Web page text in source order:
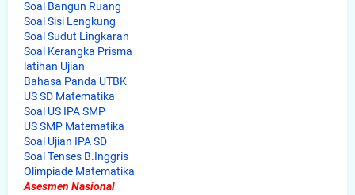
Soal Bangun Ruang
Soal Sisi Lengkung
Soal Sudut Lingkaran
Soal Kerangka Prisma
latihan Ujian
Bahasa Panda UTBK
US SD Matematika
Soal US IPA SMP
US SMP Matematika
Soal Ujian IPA SD
Soal Tenses B.Inggris
Olimpiade Matematika
Asesmen Nasional